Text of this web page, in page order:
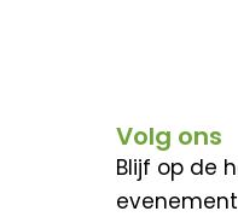
Volg ons
Blijf op de